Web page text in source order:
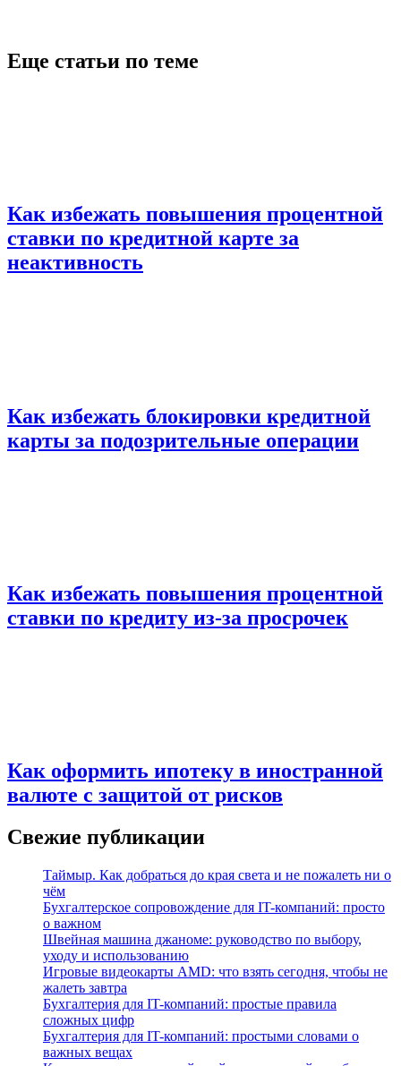
Еще статьи по теме
Как избежать повышения процентной
ставки по кредитной карте за
неактивность
Как избежать блокировки кредитной
карты за подозрительные операции
Как избежать повышения процентной
ставки по кредиту из-за просрочек
Как оформить ипотеку в иностранной
валюте с защитой от рисков
Свежие публикации
Таймыр. Как добраться до края света и не пожалеть ни о
чём
Бухгалтерское сопровождение для IT-компаний: просто
о важном
Швейная машина джаноме: руководство по выбору,
уходу и использованию
Игровые видеокарты AMD: что взять сегодня, чтобы не
жалеть завтра
Бухгалтерия для IT-компаний: простые правила
сложных цифр
Бухгалтерия для IT-компаний: простыми словами о
важных вещах